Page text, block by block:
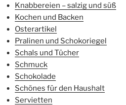
Knabbereien – salzig und süß
Kochen und Backen
Osterartikel
Pralinen und Schokoriegel
Schals und Tücher
Schmuck
Schokolade
Schönes für den Haushalt
Servietten